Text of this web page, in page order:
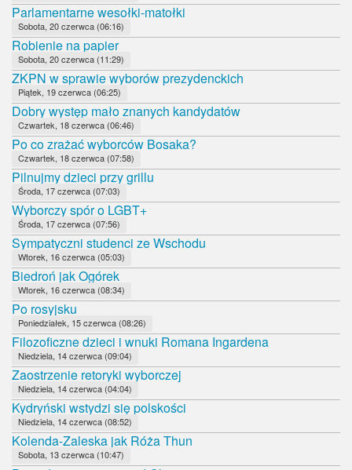
Parlamentarne wesołki-matołki
Sobota, 20 czerwca (06:16)
Robienie na papier
Sobota, 20 czerwca (11:29)
ZKPN w sprawie wyborów prezydenckich
Piątek, 19 czerwca (06:25)
Dobry występ mało znanych kandydatów
Czwartek, 18 czerwca (06:46)
Po co zrażać wyborców Bosaka?
Czwartek, 18 czerwca (07:58)
Pilnujmy dzieci przy grillu
Środa, 17 czerwca (07:03)
Wyborczy spór o LGBT+
Środa, 17 czerwca (07:56)
Sympatyczni studenci ze Wschodu
Wtorek, 16 czerwca (05:03)
Biedroń jak Ogórek
Wtorek, 16 czerwca (08:34)
Po rosyjsku
Poniedziałek, 15 czerwca (08:26)
Filozoficzne dzieci i wnuki Romana Ingardena
Niedziela, 14 czerwca (09:04)
Zaostrzenie retoryki wyborczej
Niedziela, 14 czerwca (04:04)
Kydryński wstydzi się polskości
Niedziela, 14 czerwca (08:52)
Kolenda-Zaleska jak Róża Thun
Sobota, 13 czerwca (10:47)